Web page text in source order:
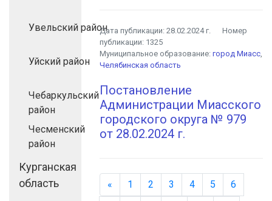
Увельский район
Уйский район
Чебаркульский
район
Чесменский
район
Курганская
область
Дата публикации:28.02.2024 г.
Номер
публикации: 1325
Муниципальное образование:город Миасс,
Челябинская область
Постановление
Администрации Миасского
городского округа № 979
от 28.02.2024 г.
« Назад
1 2 3 4 5
6